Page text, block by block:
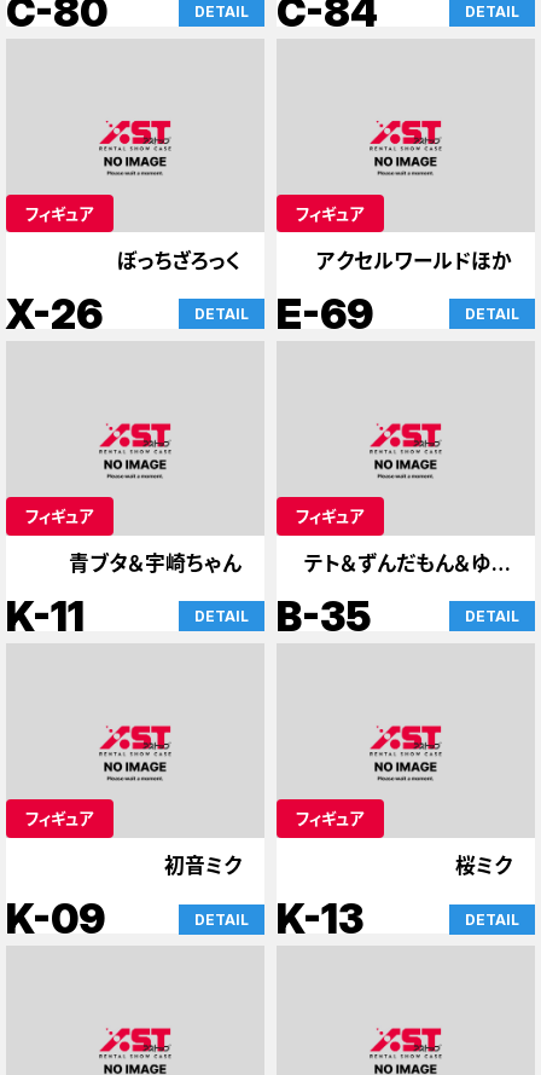
C-80 DETAIL C-84 DETAIL
フィギュア
ぼっちざろっく
X-26 DETAIL
フィギュア
アクセルワールドほか
E-69 DETAIL
フィギュア
青ブタ＆宇崎ちゃん
K-11 DETAIL
フィギュア
テト＆ずんだもん＆ゆか
り
B-35 DETAIL
フィギュア
初音ミク
K-09 DETAIL
フィギュア
桜ミク
K-13 DETAIL